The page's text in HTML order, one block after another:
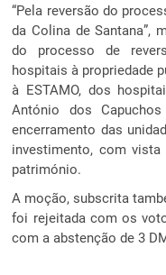
“Pela reversão do
da Colina de Santana”,
do processo de
hospitais à propriedade
à ESTAMO, dos
António dos
encerramento das
investimento, com
património.
A moção, subscrita
foi rejeitada com os
com a abstenção de 3